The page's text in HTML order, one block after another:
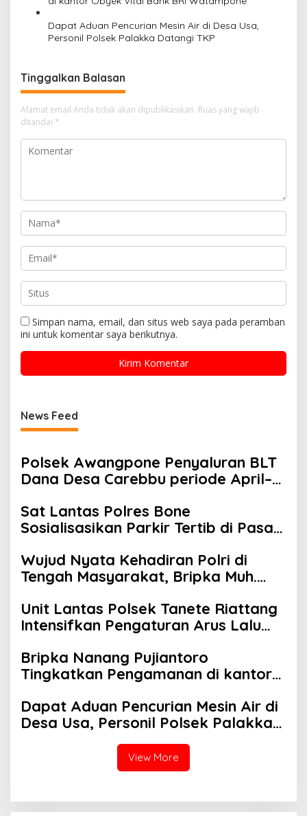
Dapat Aduan Pencurian Mesin Air di Desa Usa,
Personil Polsek Palakka Datangi TKP
Tinggalkan Balasan
Alamat email Anda tidak akan dipublikasikan. Ruas yang wajib
ditandai *
Simpan nama, email, dan situs web saya pada peramban
ini untuk komentar saya berikutnya.
News Feed
Polsek Awangpone Penyaluran BLT
Dana Desa Carebbu periode April–
Sat Lantas Polres Bone
Sosialisasikan Parkir Tertib di Pasar
Watampone
Wujud Nyata Kehadiran Polri di
Tengah Masyarakat, Bripka Muh.
Unit Lantas Polsek Tanete Riattang
Intensifkan Pengaturan Arus Lalu
Jalan
Bripka Nanang Pujiantoro
Tingkatkan Pengamanan di kantor
Dapat Aduan Pencurian Mesin Air di
Desa Usa, Personil Polsek Palakka
View More